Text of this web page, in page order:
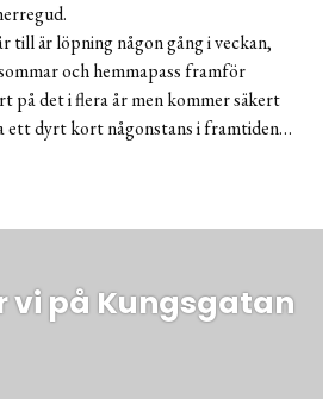
till är löpning någon gång i veckan,
och hemmapass framför
på det i flera år men kommer säkert
ett dyrt kort någonstans i framtiden…
vi på Kungsgatan